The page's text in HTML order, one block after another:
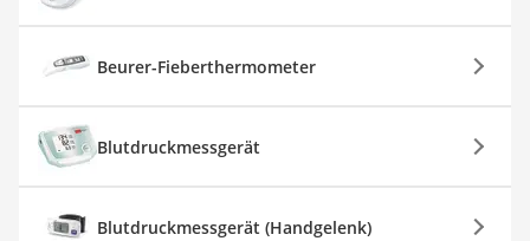
Beurer-Fieberthermometer
Blutdruckmessgerät
Blutdruckmessgerät (Handgelenk)